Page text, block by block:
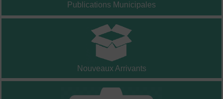
Publications Municipales
Nouveaux Arrivants